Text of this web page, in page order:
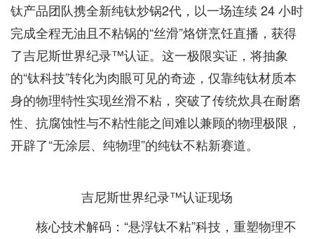
钛产品团队携全新纯钛炒锅2代，以一场连续 24 小时
完成全程无油且不粘锅的“丝滑”烙饼烹饪直播，获得
了吉尼斯世界纪录™️认证。这一极限实证，将抽象
的“钛科技”转化为肉眼可见的奇迹，仅靠纯钛材质本
身的物理特性实现丝滑不粘，突破了传统炊具在耐磨
性、抗腐蚀性与不粘性能之间难以兼顾的物理极限，
开辟了“无涂层、纯物理”的纯钛不粘新赛道。
吉尼斯世界纪录™️认证现场
核心技术解码：“悬浮钛不粘”科技，重塑物理不